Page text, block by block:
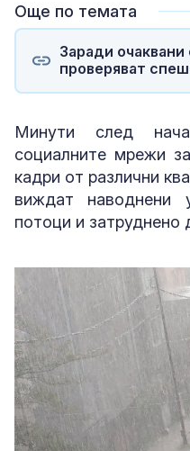
Още по темата
Заради
проверяват
Минути след
социалните мрежи
кадри от различни
виждат наводнени
потоци и затруднено